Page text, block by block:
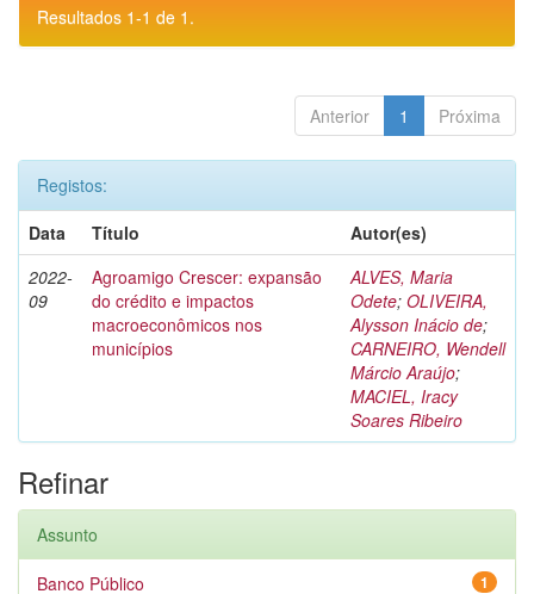
Resultados 1-1 de 1.
Anterior 1 Próxima
Registos:
Data
Título
Autor(es)
2022-
09
Agroamigo Crescer: expansão
do crédito e impactos
macroeconômicos nos
municípios
ALVES, Maria
Odete; OLIVEIRA,
Alysson Inácio de;
CARNEIRO, Wendell
Márcio Araújo;
MACIEL, Iracy
Soares Ribeiro
Refinar
Assunto
1
Banco Público